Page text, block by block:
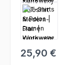
25,90 €